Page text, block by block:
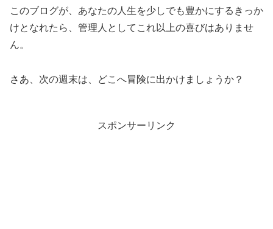
このブログが、あなたの人生を少しでも豊かにするきっか
けとなれたら、管理人としてこれ以上の喜びはありませ
ん。
さあ、次の週末は、どこへ冒険に出かけましょうか？
スポンサーリンク